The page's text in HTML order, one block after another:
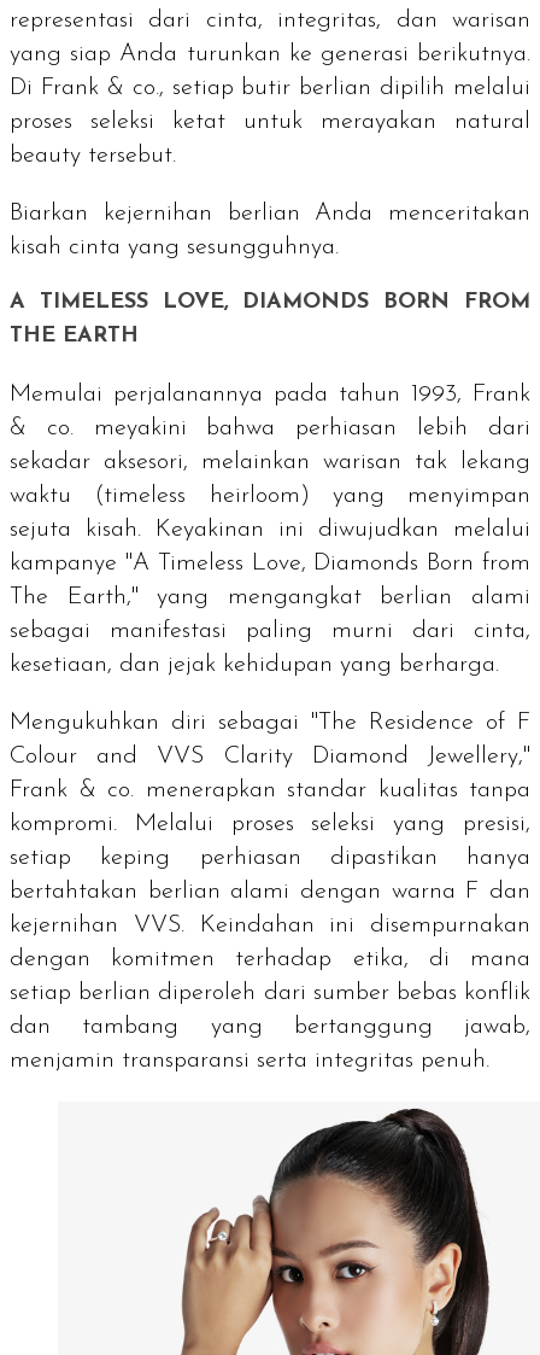
representasi dari cinta, integritas, dan warisan
yang siap Anda turunkan ke generasi berikutnya.
Di Frank & co., setiap butir berlian dipilih melalui
proses seleksi ketat untuk merayakan natural
beauty tersebut.
Biarkan kejernihan berlian Anda menceritakan
kisah cinta yang sesungguhnya.
A TIMELESS LOVE, DIAMONDS BORN FROM
THE EARTH
Memulai perjalanannya pada tahun 1993, Frank
& co. meyakini bahwa perhiasan lebih dari
sekadar aksesori, melainkan warisan tak lekang
waktu (timeless heirloom ) yang menyimpan
sejuta kisah. Keyakinan ini diwujudkan melalui
kampanye "A Timeless Love, Diamonds Born from
The Earth," yang mengangkat berlian alami
sebagai manifestasi paling murni dari cinta,
kesetiaan, dan jejak kehidupan yang berharga.
Mengukuhkan diri sebagai " The Residence of F
Colour and VVS Clarity Diamond Jewellery,"
Frank & co. menerapkan standar kualitas tanpa
kompromi. Melalui proses seleksi yang presisi,
setiap keping perhiasan dipastikan hanya
bertahtakan berlian alami dengan warna F dan
kejernihan VVS. Keindahan ini disempurnakan
dengan komitmen terhadap etika, di mana
setiap berlian diperoleh dari sumber bebas konflik
dan tambang yang bertanggung jawab,
menjamin transparansi serta integritas penuh.